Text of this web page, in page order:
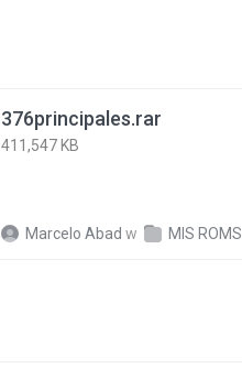
376principales.rar
411,547 KB
Marcelo Abad w MIS ROMS